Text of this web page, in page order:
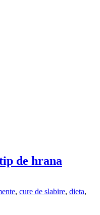
de hrana
, cure de slabire, dieta,